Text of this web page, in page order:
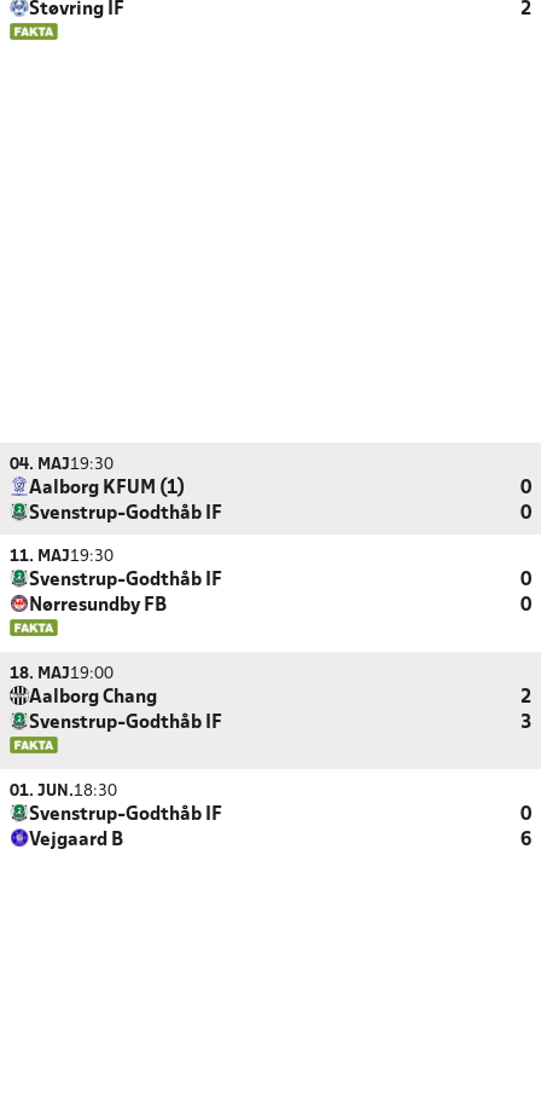
Støvring IF
2
04. MAJ19:30
Aalborg KFUM (1)
0
Svenstrup-Godthåb IF
0
11. MAJ19:30
Svenstrup-Godthåb IF
0
Nørresundby FB
0
18. MAJ19:00
Aalborg Chang
2
Svenstrup-Godthåb IF
3
01. JUN.18:30
Svenstrup-Godthåb IF
0
Vejgaard B
6